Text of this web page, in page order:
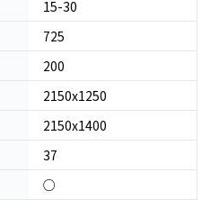
15-30
725
200
2150x1250
2150x1400
37
○